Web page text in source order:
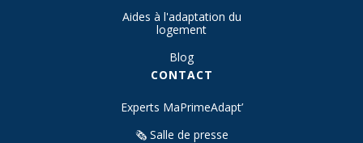
Aides à l'adaptation du
logement
Blog
CONTACT
Experts MaPrimeAdapt’
🗞️ Salle de presse